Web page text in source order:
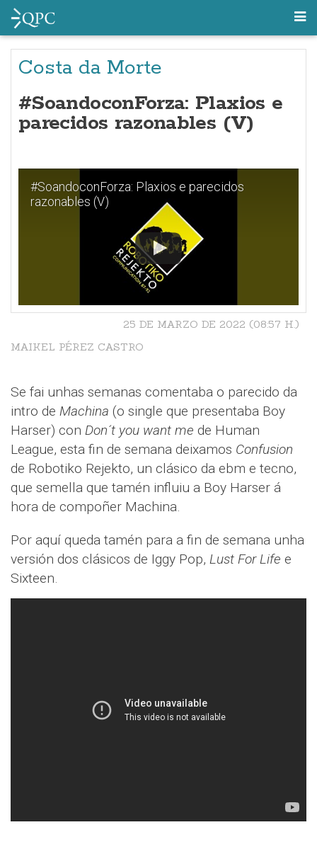
Costa da Morte
#SoandoconForza: Plaxios e
parecidos razonables (V)
#SoandoconForza: Plaxios e parecidos
razonables (V)
25 DE MARZO DE 2022 (08:57 H.)
MAIKEL PÉREZ CASTRO
Se fai unhas semanas comentaba o parecido da
intro de Machina (o single que presentaba Boy
Harser) con Don´t you want me de Human
League, esta fin de semana deixamos Confusion
de Robotiko Rejekto, un clásico da ebm e tecno,
que semella que tamén influiu a Boy Harser á
hora de compoñer Machina.
Por aquí queda tamén para a fin de semana unha
versión dos clásicos de Iggy Pop, Lust For Life e
Sixteen.